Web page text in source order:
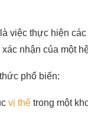
việc thực hiện
nhận của một
phổ biến:
vị thế trong một